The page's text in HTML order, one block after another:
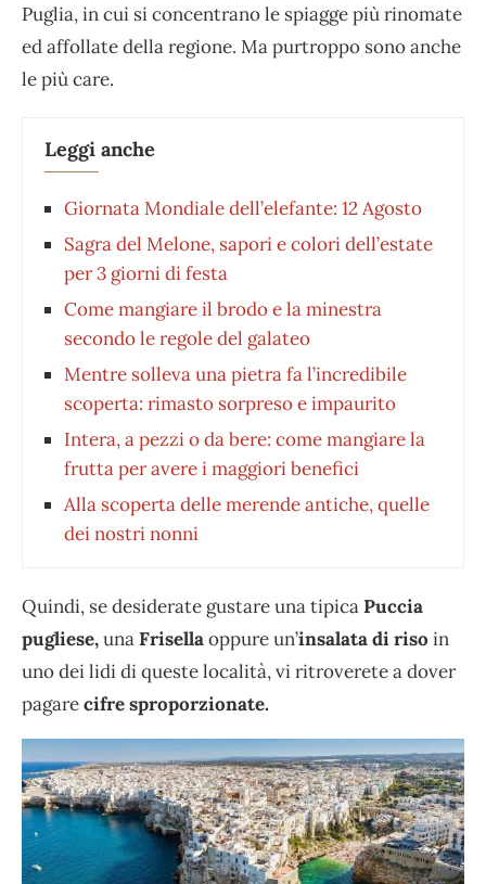
Puglia, in cui si concentrano le spiagge più rinomate
ed affollate della regione. Ma purtroppo sono anche
le più care.
Leggi anche
Giornata Mondiale dell’elefante: 12 Agosto
Sagra del Melone, sapori e colori dell’estate
per 3 giorni di festa
Come mangiare il brodo e la minestra
secondo le regole del galateo
Mentre solleva una pietra fa l’incredibile
scoperta: rimasto sorpreso e impaurito
Intera, a pezzi o da bere: come mangiare la
frutta per avere i maggiori benefici
Alla scoperta delle merende antiche, quelle
dei nostri nonni
Quindi, se desiderate gustare una tipicaPuccia
pugliese,unaFrisellaoppure un’insalata di riso in
uno dei lidi di queste località, vi ritroverete a dover
pagarecifre sproporzionate.